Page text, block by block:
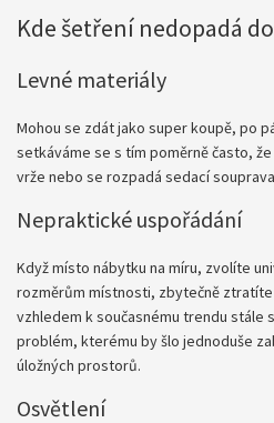
Kde šetření nedopadá
Levné materiály
Mohou se zdát jako super koupě, po
setkáváme se s tím poměrně často,
vrže nebo se rozpadá sedací
Nepraktické uspořádání
Když místo nábytku na míru, zvolíte
rozměrům místnosti, zbytečně
vzhledem k současnému trendu stále
problém, kterému by šlo jednoduše
úložných prostorů.
Osvětlení